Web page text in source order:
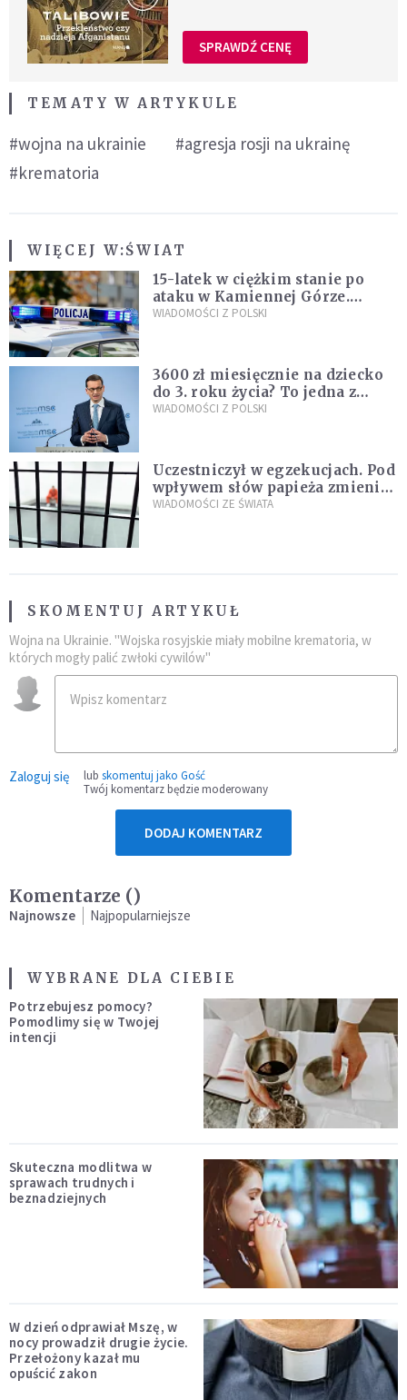
SPRAWDŹ CENĘ
TEMATY W ARTYKULE
#wojna na ukrainie
#agresja rosji na ukrainę
#krematoria
WIĘCEJ W:ŚWIAT
15-latek w ciężkim stanie po
ataku w Kamiennej Górze.
Policja zatrzymała dwóch
WIADOMOŚCI Z POLSKI
3600 zł miesięcznie na dziecko
do 3. roku życia? To jedna z
propozycji programu "Rozwój
WIADOMOŚCI Z POLSKI
Uczestniczył w egzekucjach. Pod
wpływem słów papieża zmienił
zdanie
WIADOMOŚCI ZE ŚWIATA
SKOMENTUJ ARTYKUŁ
Wojna na Ukrainie. "Wojska rosyjskie miały mobilne krematoria, w
których mogły palić zwłoki cywilów"
Zaloguj się lub skomentuj jako Gość
Twój komentarz będzie moderowany
DODAJ KOMENTARZ
Komentarze ()
Najnowsze Najpopularniejsze
WYBRANE DLA CIEBIE
Potrzebujesz pomocy?
Pomodlimy się w Twojej
intencji
Skuteczna modlitwa w
sprawach trudnych i
beznadziejnych
W dzień odprawiał Mszę, w
nocy prowadził drugie życie.
Przełożony kazał mu
opuścić zakon